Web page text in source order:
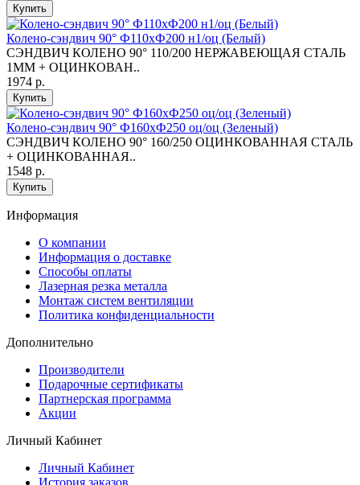
Купить
Колено-сэндвич 90° Ф110хФ200 н1/оц (Белый)
СЭНДВИЧ КОЛЕНО 90° 110/200 НЕРЖАВЕЮЩАЯ СТАЛЬ
1ММ + ОЦИНКОВАН..
1974 р.
Купить
Колено-сэндвич 90° Ф160хФ250 оц/оц (Зеленый)
СЭНДВИЧ КОЛЕНО 90° 160/250 ОЦИНКОВАННАЯ СТАЛЬ
+ ОЦИНКОВАННАЯ..
1548 р.
Купить
Информация
O компании
Информация о доставке
Способы оплаты
Лазерная резка металла
Монтаж систем вентиляции
Политика конфиденциальности
Дополнительно
Производители
Подарочные сертификаты
Партнерская программа
Акции
Личный Кабинет
Личный Кабинет
История заказов